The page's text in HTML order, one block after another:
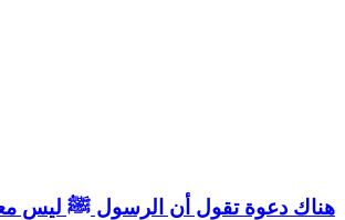
هناك دعوة تقول أن الرسول ﷺ ليس